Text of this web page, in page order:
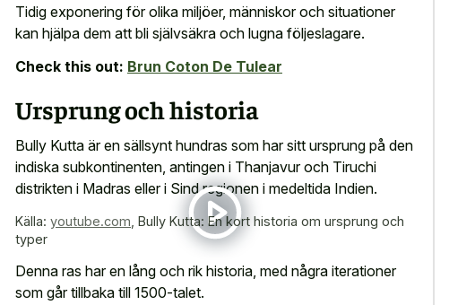
Tidig exponering för olika miljöer, människor och situationer
kan hjälpa dem att bli självsäkra och lugna följeslagare.
Check this out: Brun Coton De Tulear
Ursprung och historia
Bully Kutta är en sällsynt hundras som har sitt ursprung på den
indiska subkontinenten, antingen i Thanjavur och Tiruchi
distrikten i Madras eller i Sind regionen i medeltida Indien.
Källa: youtube.com Bully Kutta: En kort historia om ursprung och
typer
Denna ras har en lång och rik historia, med några iterationer
som går tillbaka till 1500-talet.